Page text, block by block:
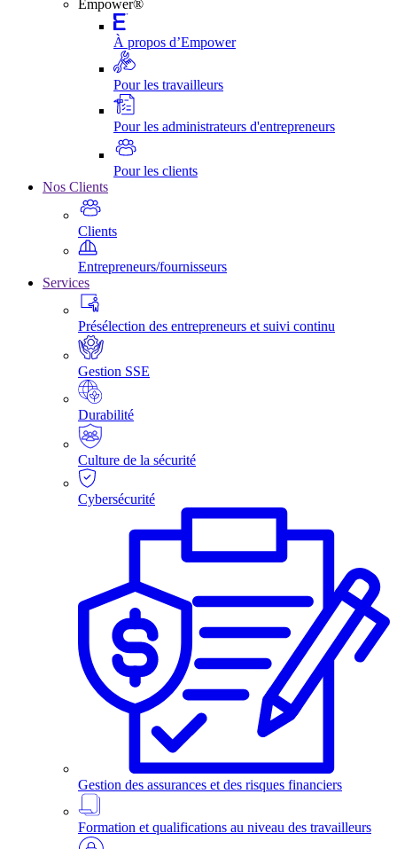
Empower®
À propos d’Empower
Pour les travailleurs
Pour les administrateurs d'entrepreneurs
Pour les clients
Nos Clients
Clients
Entrepreneurs/fournisseurs
Services
Présélection des entrepreneurs et suivi continu
Gestion SSE
Durabilité
Culture de la sécurité
Cybersécurité
Gestion des assurances et des risques financiers
Formation et qualifications au niveau des travailleurs